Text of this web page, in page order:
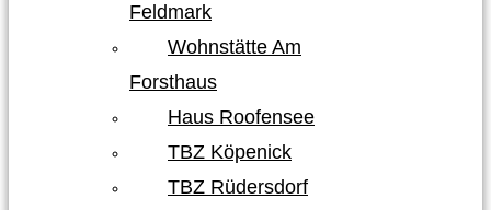
Feldmark
Wohnstätte Am
Forsthaus
Haus Roofensee
TBZ Köpenick
TBZ Rüdersdorf